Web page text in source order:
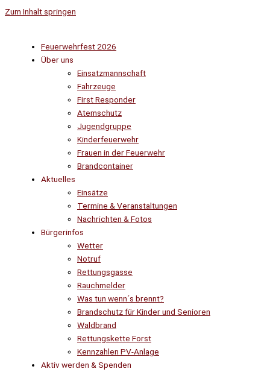
Zum Inhalt springen
Feuerwehrfest 2026
Über uns
Einsatzmannschaft
Fahrzeuge
First Responder
Atemschutz
Jugendgruppe
Kinderfeuerwehr
Frauen in der Feuerwehr
Brandcontainer
Aktuelles
Einsätze
Termine & Veranstaltungen
Nachrichten & Fotos
Bürgerinfos
Wetter
Notruf
Rettungsgasse
Rauchmelder
Was tun wenn´s brennt?
Brandschutz für Kinder und Senioren
Waldbrand
Rettungskette Forst
Kennzahlen PV-Anlage
Aktiv werden & Spenden